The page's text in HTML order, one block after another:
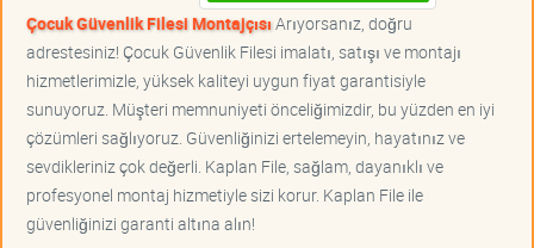
Çocuk Güvenlik Filesi MontajçısıArıyorsanız, doğru
adrestesiniz! Çocuk Güvenlik Filesi imalatı, satışı ve montajı
hizmetlerimizle, yüksek kaliteyi uygun fiyat garantisiyle
sunuyoruz. Müşteri memnuniyeti önceliğimizdir, bu yüzden en iyi
çözümleri sağlıyoruz. Güvenliğinizi ertelemeyin, hayatınız ve
sevdikleriniz çok değerli. Kaplan File, sağlam, dayanıklı ve
profesyonel montaj hizmetiyle sizi korur. Kaplan File ile
güvenliğinizi garanti altına alın!